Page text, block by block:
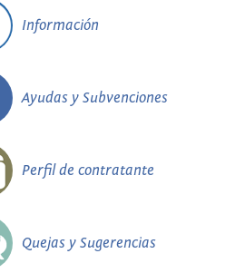
Información
Ayudas y Subvenciones
Perfil de contratante
Quejas y Sugerencias